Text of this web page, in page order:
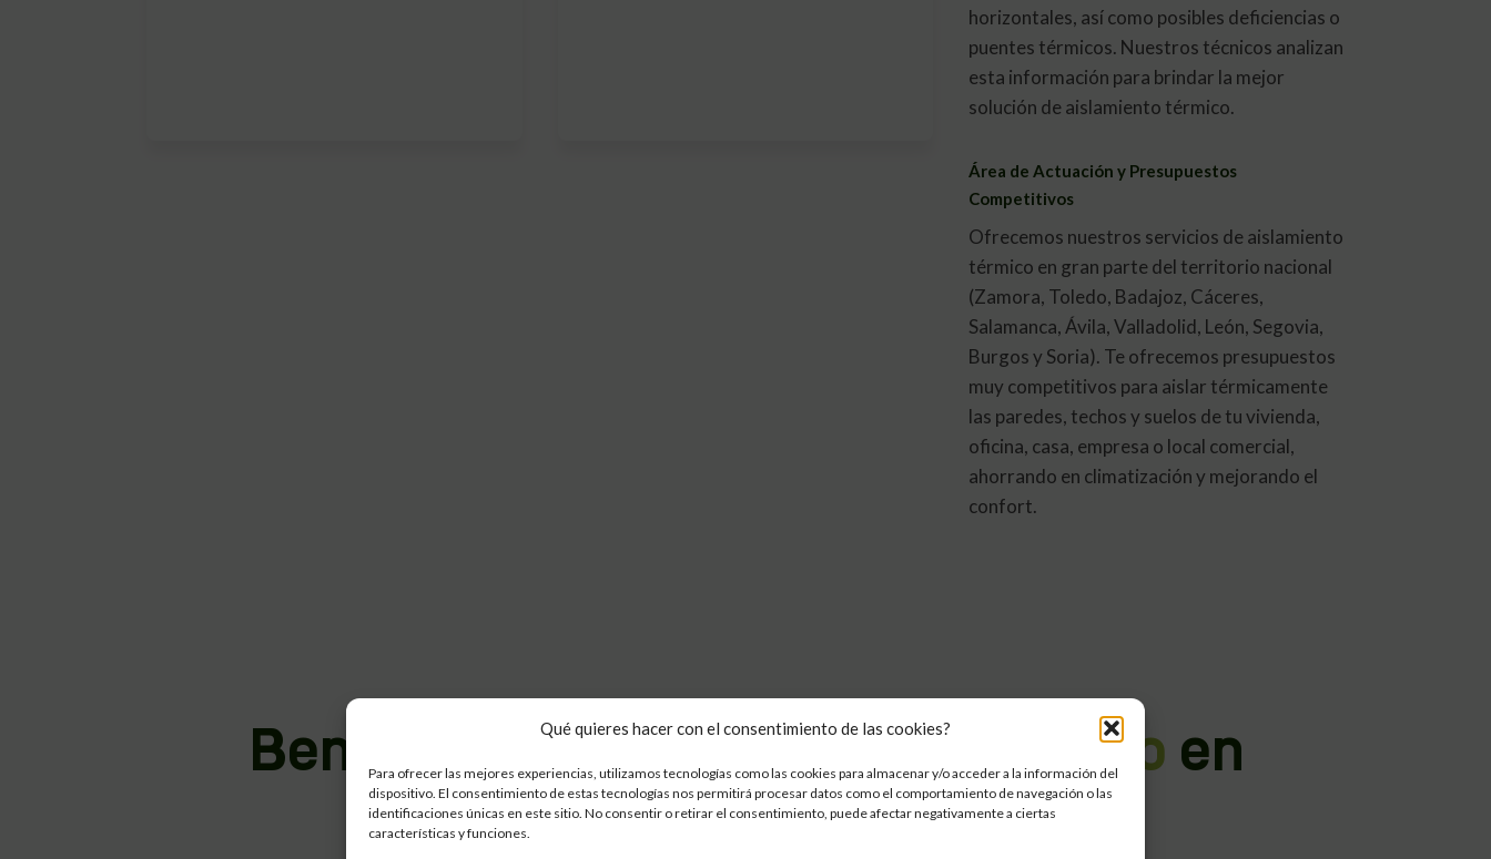
Qué quieres hacer con el consentimiento de las cookies?
Para ofrecer las mejores experiencias, utilizamos tecnologías como las cookies para almacenar y/o acceder a la información del
dispositivo. El consentimiento de estas tecnologías nos permitirá procesar datos como el comportamiento de navegación o las
identificaciones únicas en este sitio. No consentir o retirar el consentimiento, puede afectar negativamente a ciertas
características y funciones.
horizontales, así como posibles deficiencias o
puentes térmicos. Nuestros técnicos analizan
esta información para brindar la mejor
solución de aislamiento térmico.
Área de Actuación y Presupuestos
Competitivos
Ofrecemos nuestros servicios de aislamiento
térmico en gran parte del territorio nacional
(Zamora, Toledo, Badajoz, Cáceres,
Salamanca, Ávila, Valladolid, León, Segovia,
Burgos y Soria). Te ofrecemos presupuestos
muy competitivos para aislar térmicamente
las paredes, techos y suelos de tu vivienda,
oficina, casa, empresa o local comercial,
ahorrando en climatización y mejorando el
confort.
Beneficios delAislamiento Térmico en
Viviendas